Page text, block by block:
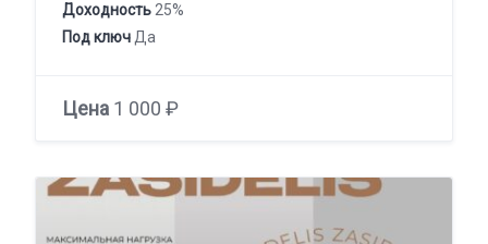
Доходность 25%
Под ключ Да
Цена 1 000 ₽